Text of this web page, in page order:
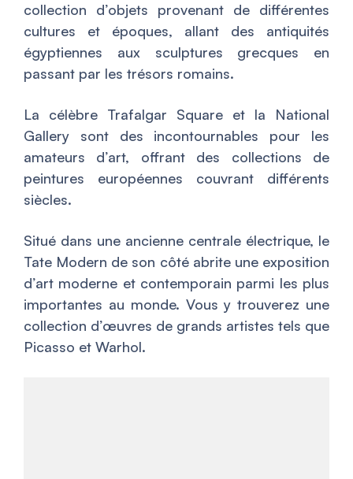
collection d’objets provenant de différentes
cultures et époques, allant des antiquités
égyptiennes aux sculptures grecques en
passant par les trésors romains.
La célèbre Trafalgar Square et la National
Gallery sont des incontournables pour les
amateurs d’art, offrant des collections de
peintures européennes couvrant différents
siècles.
Situé dans une ancienne centrale électrique, le
Tate Modern de son côté abrite une exposition
d’art moderne et contemporain parmi les plus
importantes au monde. Vous y trouverez une
collection d’œuvres de grands artistes tels que
Picasso et Warhol.